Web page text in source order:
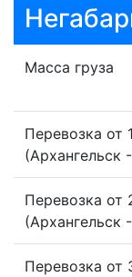
Масса груза
Перевозка от
(Архангельск
Перевозка от
(Архангельск
Перевозка от